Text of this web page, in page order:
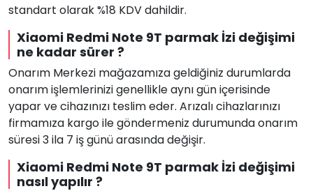
standart olarak %18 KDV dahildir.
Xiaomi Redmi Note 9T parmak İzi değişimi
ne kadar sürer ?
Onarım Merkezi mağazamıza geldiğiniz durumlarda
onarım işlemlerinizi genellikle aynı gün içerisinde
yapar ve cihazınızı teslim eder. Arızalı cihazlarınızı
firmamıza kargo ile göndermeniz durumunda onarım
süresi 3 ila 7 iş günü arasında değişir.
Xiaomi Redmi Note 9T parmak İzi değişimi
nasıl yapılır ?